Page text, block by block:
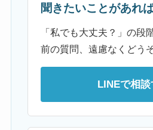
聞きたいことがあれ
「私でも大丈夫？」の段
前の質問、遠慮なくどうぞ
LINEで相談